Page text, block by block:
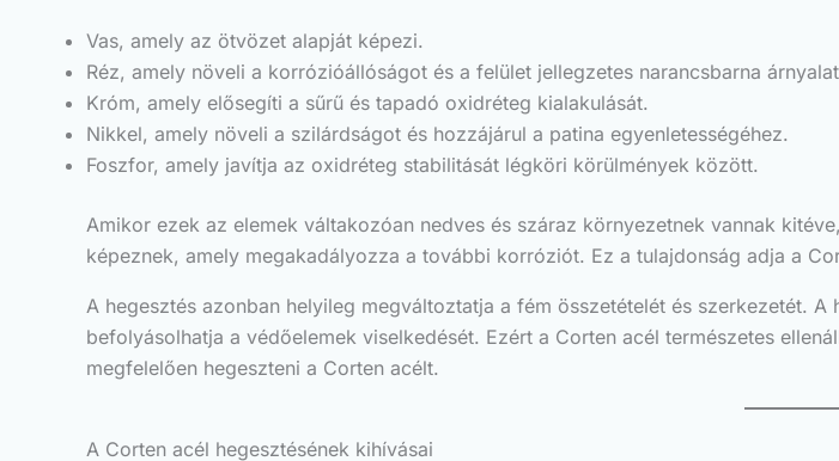
Vas, amely az ötvözet alapját képezi.
Réz, amely növeli a korrózióállóságot és a felület jellegzetes narancsbarna
Króm, amely elősegíti a sűrű és tapadó oxidréteg kialakulását.
Nikkel, amely növeli a szilárdságot és hozzájárul a patina egyenletességéhez.
Foszfor, amely javítja az oxidréteg stabilitását légköri körülmények között.
Amikor ezek az elemek váltakozóan nedves és száraz környezetnek vannak
képeznek, amely megakadályozza a további korróziót. Ez a tulajdonság adja a
A hegesztés azonban helyileg megváltoztatja a fém összetételét és szerkezetét.
befolyásolhatja a védőelemek viselkedését. Ezért a Corten acél természetes
megfelelően hegeszteni a Corten acélt.
A Corten acél hegesztésének kihívásai